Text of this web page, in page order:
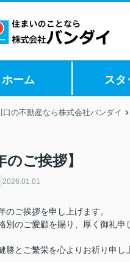
ホーム スタ
口の不動産なら株式会社バンダイ
のご挨拶】
2026.01.01
のご挨拶を申し上げます。
別のご愛顧を賜り、厚く御礼
勝とご繁栄を心よりお祈り申し